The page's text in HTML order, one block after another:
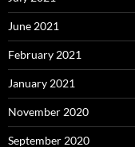
June 2021
February 2021
January 2021
November 2020
September 2020